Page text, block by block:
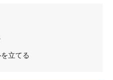
立てる